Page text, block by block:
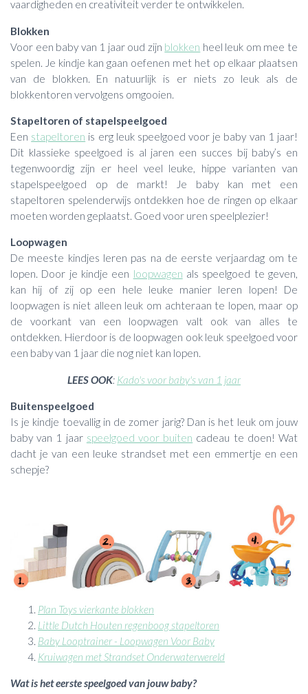
vaardigheden en creativiteit verder te ontwikkelen.
Blokken
Voor een baby van 1 jaar oud zijn blokken heel leuk om mee te
spelen. Je kindje kan gaan oefenen met het op elkaar plaatsen
van de blokken. En natuurlijk is er niets zo leuk als de
blokkentoren vervolgens omgooien.
Stapeltoren of stapelspeelgoed
Een stapeltoren is erg leuk speelgoed voor je baby van 1 jaar!
Dit klassieke speelgoed is al jaren een succes bij baby’s en
tegenwoordig zijn er heel veel leuke, hippe varianten van
stapelspeelgoed op de markt! Je baby kan met een
stapeltoren spelenderwijs ontdekken hoe de ringen op elkaar
moeten worden geplaatst. Goed voor uren speelplezier!
Loopwagen
De meeste kindjes leren pas na de eerste verjaardag om te
lopen. Door je kindje een loopwagen als speelgoed te geven,
kan hij of zij op een hele leuke manier leren lopen! De
loopwagen is niet alleen leuk om achteraan te lopen, maar op
de voorkant van een loopwagen valt ook van alles te
ontdekken. Hierdoor is de loopwagen ook leuk speelgoed voor
een baby van 1 jaar die nog niet kan lopen.
LEES OOK: Kado's voor baby's van 1 jaar
Buitenspeelgoed
Is je kindje toevallig in de zomer jarig? Dan is het leuk om jouw
baby van 1 jaar speelgoed voor buiten cadeau te doen! Wat
dacht je van een leuke strandset met een emmertje en een
schepje?
Plan Toys vierkante blokken
Little Dutch Houten regenboog stapeltoren
Baby Looptrainer - Loopwagen Voor Baby
Kruiwagen met Strandset Onderwaterwereld
Wat is het eerste speelgoed van jouw baby?